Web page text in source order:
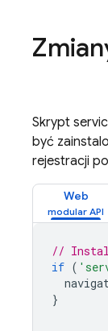
Skrypt
być
rejestracji
Web
//
if (
}